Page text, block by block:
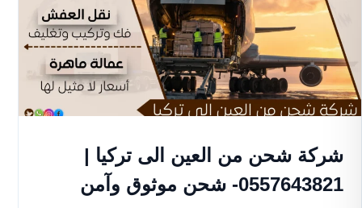
شركة شحن من العين الى تركيا |
0557643821- شحن موثوق وآمن